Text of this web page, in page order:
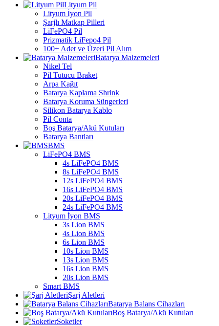
Lityum Pil
Lityum İyon Pil
Şarjlı Matkap Pilleri
LiFePO4 Pil
Prizmatik LiFepo4 Pil
100+ Adet ve Üzeri Pil Alım
Batarya Malzemeleri
Nikel Tel
Pil Tutucu Braket
Arpa Kağıt
Batarya Kaplama Shrink
Batarya Koruma Süngerleri
Silikon Batarya Kablo
Pil Conta
Boş Batarya/Akü Kutuları
Batarya Bantları
BMS
LiFePO4 BMS
4s LiFePO4 BMS
8s LiFePO4 BMS
12s LiFePO4 BMS
16s LiFePO4 BMS
20s LiFePO4 BMS
24s LiFePO4 BMS
Lityum İyon BMS
3s Lion BMS
4s Lion BMS
6s Lion BMS
10s Lion BMS
13s Lion BMS
16s Lion BMS
20s Lion BMS
Smart BMS
Şarj Aletleri
Batarya Balans Cihazları
Boş Batarya/Akü Kutuları
Soketler